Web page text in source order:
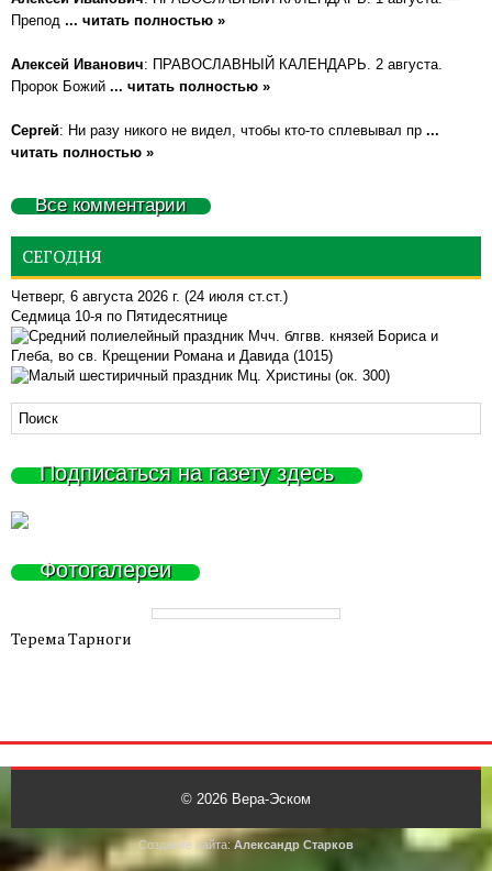
Препод ... читать полностью »
Алексей Иванович: ПРАВОСЛАВНЫЙ КАЛЕНДАРЬ. 2 августа.
Пророк Божий ... читать полностью »
Сергей: Ни разу никого не видел, чтобы кто-то сплевывал пр ...
читать полностью »
Все комментарии
СЕГОДНЯ
Четверг, 6 августа 2026 г. (24 июля ст.ст.)
Седмица 10-я по Пятидесятнице
Мчч. блгвв. князей Бориса и
Глеба, во св. Крещении Романа и Давида (1015)
Мц. Христины (ок. 300)
Подписаться на газету здесь
Фотогалереи
Терема Тарноги
© 2026 Вера-Эском
Создание сайта:Александр Старков